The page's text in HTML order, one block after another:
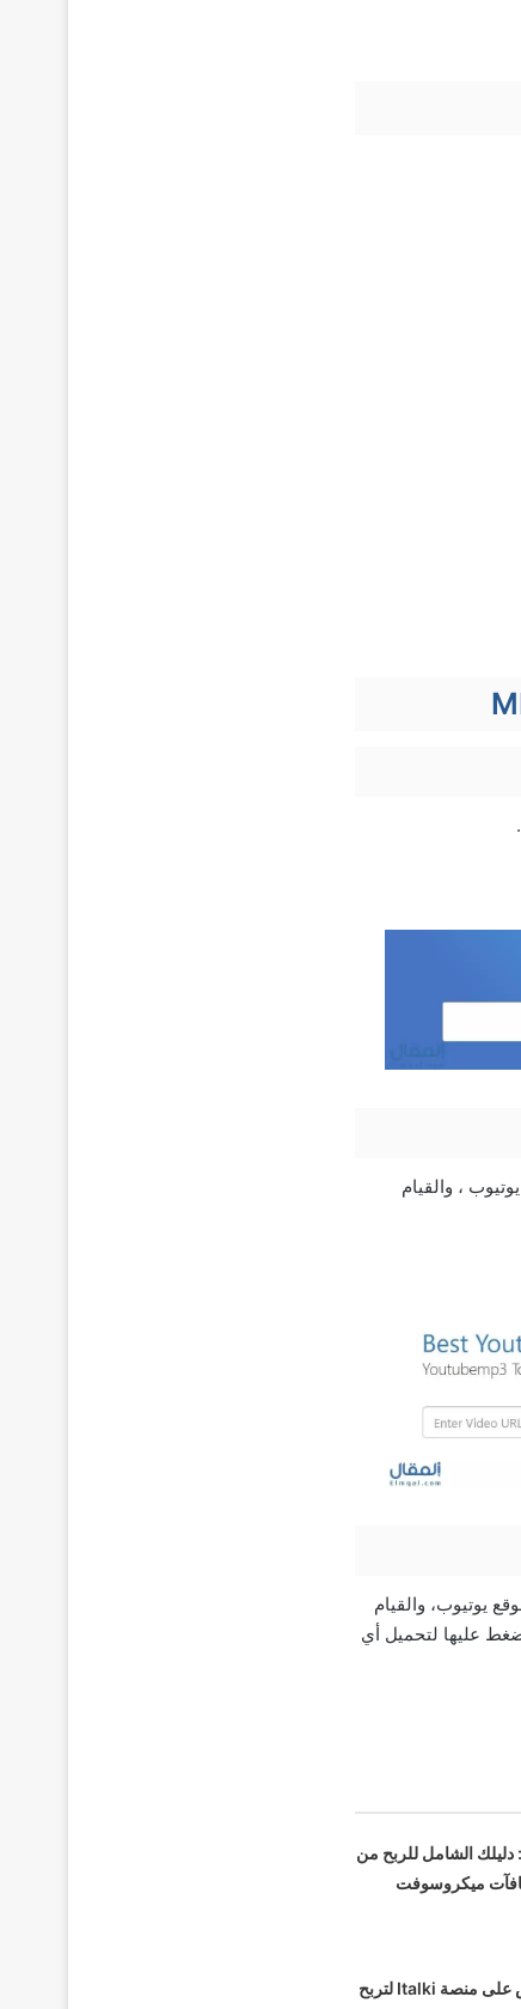
، والقيام
يوتيوب، والقيام
عليها لتحميل أي
Bing Rewards: دليلك الشامل للربح من
ميكروسوفت
كيف تصبح مدرس على منصة Italki لتربح